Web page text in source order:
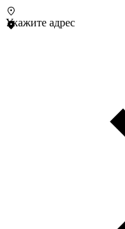
Укажите адрес